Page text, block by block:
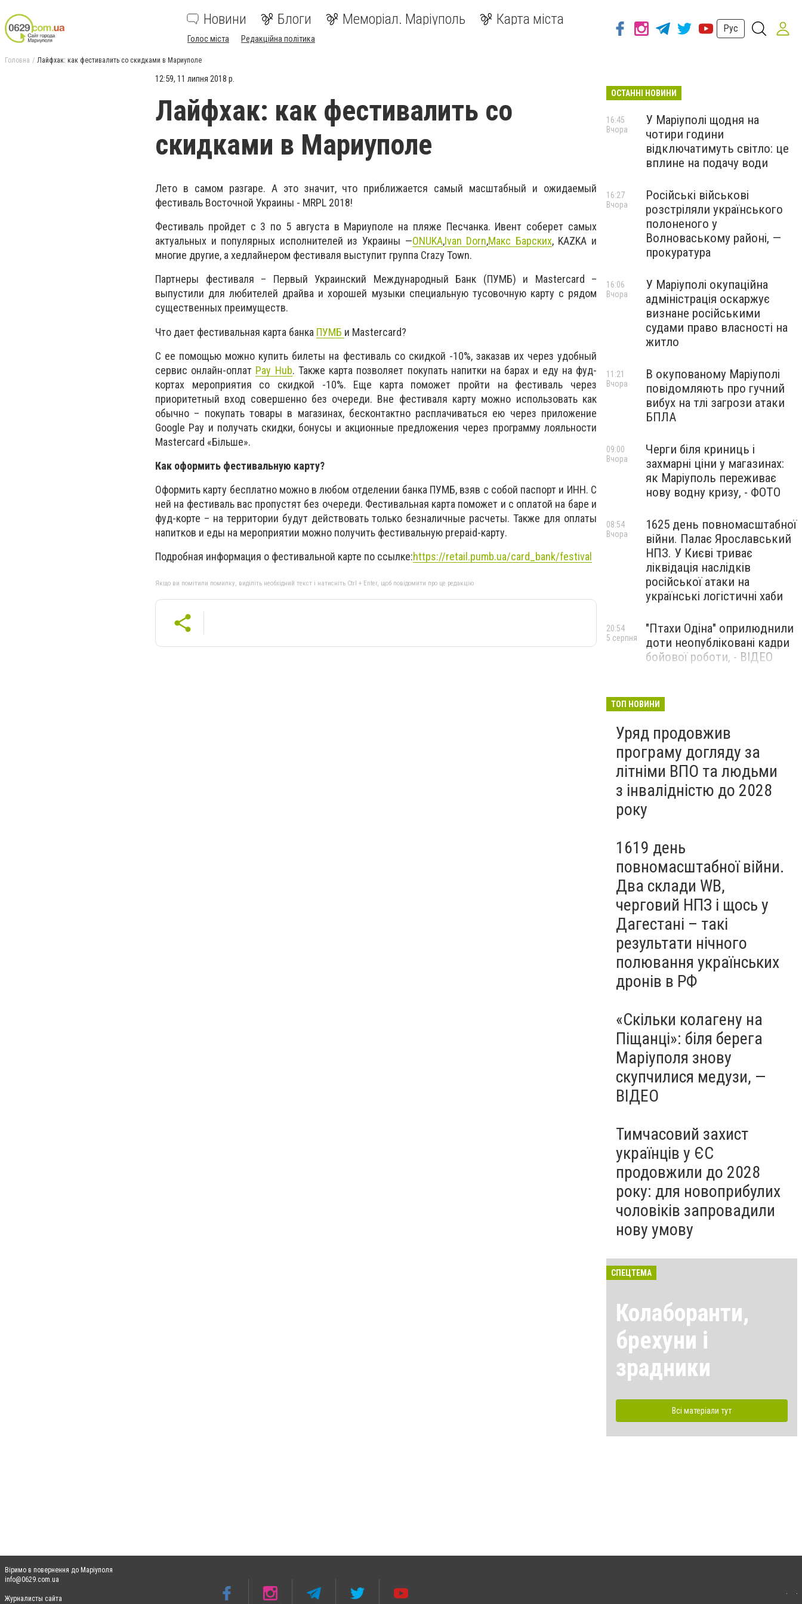
Новини Блоги Меморіал. Маріуполь Карта міста
Голос міста Редакційна політика
Рус
Головна Лайфхак: как фестивалить со скидками в Мариуполе
12:59, 11 липня 2018 р.
Лайфхак: как фестивалить со
скидками в Мариуполе
Лето в самом разгаре. А это значит, что приближается самый масштабный и ожидаемый
фестиваль Восточной Украины - МRPL 2018!
Фестиваль пройдет с 3 по 5 августа в Мариуполе на пляже Песчанка. Ивент соберет самых
актуальных и популярных исполнителей из Украины —ONUKA,Ivan Dorn,Макс Барских, KAZKA и
многие другие, а хедлайнером фестиваля выступит группа Crazy Town.
Партнеры фестиваля – Первый Украинский Международный Банк (ПУМБ) и Mastercard –
выпустили для любителей драйва и хорошей музыки специальную тусовочную карту с рядом
существенных преимуществ.
Что дает фестивальная карта банка ПУМБ и Mastercard?
С ее помощью можно купить билеты на фестиваль со скидкой -10%, заказав их через удобный
сервис онлайн-оплат Pay Hub. Также карта позволяет покупать напитки на барах и еду на фуд-
кортах мероприятия со скидкой -10%. Еще карта поможет пройти на фестиваль через
приоритетный вход совершенно без очереди. Вне фестиваля карту можно использовать как
обычно – покупать товары в магазинах, бесконтактно расплачиваться ею через приложение
Google Pay и получать скидки, бонусы и акционные предложения через программу лояльности
Mastercard «Більше».
Как оформить фестивальную карту?
Оформить карту бесплатно можно в любом отделении банка ПУМБ, взяв с собой паспорт и ИНН. С
ней на фестиваль вас пропустят без очереди. Фестивальная карта поможет и с оплатой на баре и
фуд-корте – на территории будут действовать только безналичные расчеты. Также для оплаты
напитков и еды на мероприятии можно получить фестивальную prepaid-карту.
Подробная информация о фестивальной карте по ссылке:https://retail.pumb.ua/card_bank/festival
Якщо ви помітили помилку, виділіть необхідний текст і натисніть Ctrl + Enter, щоб повідомити про це редакцію
ОСТАННІ НОВИНИ
У Маріуполі щодня на
чотири години
відключатимуть світло: це
вплине на подачу води
16:45
Вчора
Російські військові
розстріляли українського
полоненого у
Волноваському районі, —
прокуратура
16:27
Вчора
У Маріуполі окупаційна
адміністрація оскаржує
визнане російськими
судами право власності на
житло
16:06
Вчора
В окупованому Маріуполі
повідомляють про гучний
вибух на тлі загрози атаки
БПЛА
11:21
Вчора
Черги біля криниць і
захмарні ціни у магазинах:
як Маріуполь переживає
нову водну кризу, - ФОТО
09:00
Вчора
1625 день повномасштабної
війни. Палає Ярославський
НПЗ. У Києві триває
ліквідація наслідків
російської атаки на
українські логістичні хаби
08:54
Вчора
"Птахи Одіна" оприлюднили
доти неопубліковані кадри
бойової роботи, - ВІДЕО
20:54
5 серпня
Бєдняков зіграє тата
новому українському
фільмі, - ФОТО
5 серпня
ТОП НОВИНИ
Уряд продовжив
програму догляду за
літніми ВПО та людьми
з інвалідністю до 2028
року
1619 день
повномасштабної війни.
Два склади WB,
черговий НПЗ і щось у
Дагестані – такі
результати нічного
полювання українських
дронів в РФ
«Скільки колагену на
Піщанці»: біля берега
Маріуполя знову
скупчилися медузи, —
ВІДЕО
Тимчасовий захист
українців у ЄС
продовжили до 2028
року: для новоприбулих
чоловіків запровадили
нову умову
СПЕЦТЕМА
Колаборанти,
брехуни і
зрадники
Всі матеріали тут
Віримо в повернення до Маріуполя
info@0629.com.ua
Журналисты сайта